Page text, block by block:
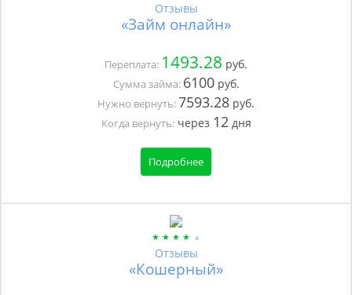
Отзывы
«Займ онлайн»
Переплата: 1493.28 руб.
Сумма займа: 6100руб.
Нужно вернуть:7593.28 руб.
Когда вернуть:через 12дня
Подробнее
Отзывы
«Кошерный»